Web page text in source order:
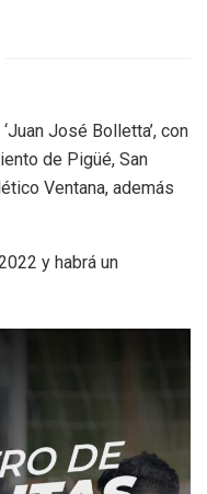
José Bolletta’, con
de Pigüé, San
Ventana, además
y habrá un